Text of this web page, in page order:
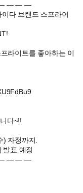
― ― ―
다 브랜드 스프라이
라이트를 좋아하는 이
다~!!
자정까지.
발표 예정
― ― ―